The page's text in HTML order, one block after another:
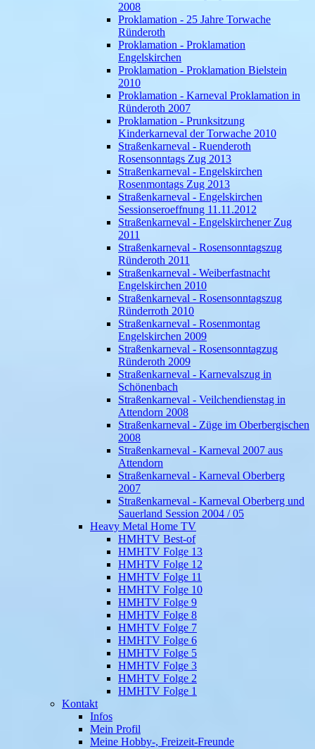
2008
Proklamation - 25 Jahre Torwache
Ründeroth
Proklamation - Proklamation
Engelskirchen
Proklamation - Proklamation Bielstein
2010
Proklamation - Karneval Proklamation in
Ründeroth 2007
Proklamation - Prunksitzung
Kinderkarneval der Torwache 2010
Straßenkarneval - Ruenderoth
Rosensonntags Zug 2013
Straßenkarneval - Engelskirchen
Rosenmontags Zug 2013
Straßenkarneval - Engelskirchen
Sessionseroeffnung 11.11.2012
Straßenkarneval - Engelskirchener Zug
2011
Straßenkarneval - Rosensonntagszug
Ründeroth 2011
Straßenkarneval - Weiberfastnacht
Engelskirchen 2010
Straßenkarneval - Rosensonntagszug
Ründerroth 2010
Straßenkarneval - Rosenmontag
Engelskirchen 2009
Straßenkarneval - Rosensonntagzug
Ründeroth 2009
Straßenkarneval - Karnevalszug in
Schönenbach
Straßenkarneval - Veilchendienstag in
Attendorn 2008
Straßenkarneval - Züge im Oberbergischen
2008
Straßenkarneval - Karneval 2007 aus
Attendorn
Straßenkarneval - Karneval Oberberg
2007
Straßenkarneval - Karneval Oberberg und
Sauerland Session 2004 / 05
Heavy Metal Home TV
HMHTV Best-of
HMHTV Folge 13
HMHTV Folge 12
HMHTV Folge 11
HMHTV Folge 10
HMHTV Folge 9
HMHTV Folge 8
HMHTV Folge 7
HMHTV Folge 6
HMHTV Folge 5
HMHTV Folge 3
HMHTV Folge 2
HMHTV Folge 1
Kontakt
Infos
Mein Profil
Meine Hobby-, Freizeit-Freunde